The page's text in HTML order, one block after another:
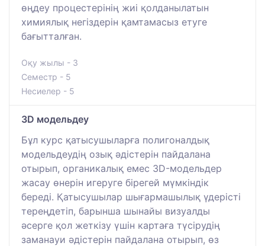
өңдеу процестерінің жиі қолданылатын
химиялық негіздерін қамтамасыз етуге
бағытталған.
Оқу жылы - 3
Семестр - 5
Несиелер - 5
3D модельдеу
Бұл курс қатысушыларға полигоналдық
модельдеудің озық әдістерін пайдалана
отырып, органикалық емес 3D-модельдер
жасау өнерін игеруге бірегей мүмкіндік
береді. Қатысушылар шығармашылық үдерісті
тереңдетіп, барынша шынайы визуалды
әсерге қол жеткізу үшін картаға түсірудің
заманауи әдістерін пайдалана отырып, өз